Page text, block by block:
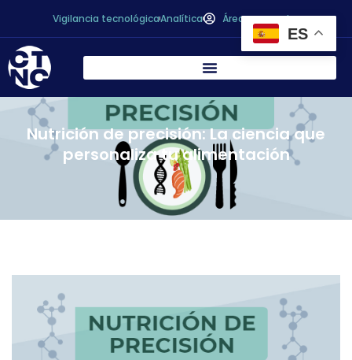
Vigilancia tecnológicaAnalítica Área personal
Nutrición de precisión: La ciencia que
personaliza tu alimentación
ES